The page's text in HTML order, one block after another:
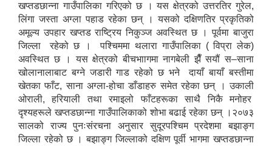
खप्तडछान्ना गाउँपालिका गरिएको छ । यस क्षेत्रको उत्तरतिर गुरेल,
लिंगा जस्ता अग्ला पहाड रहेका छन् । यसको दक्षिणतिर प्रकृतिको
अमूल्य उपहार खप्तड राष्ट्रिय निकुञ्ज अवस्थित छ । पूर्वमा बाजुरा
जिल्ला रहेको छ । पश्चिममा थलारा गाउँपालिका ( विप्रा लेक)
अवस्थित छ । यस क्षेत्रको बीचभाागमा नागबेली झैँ सयौं स–साना
खोलानालाबाट बग्ने जडारी गाड रहेको छ भने दायाँ बायाँ बस्तीमा
खेतका फाँट, साना अग्ला-होचा डाँडाहरु समेत रहेका छन् । उकाली
ओराली, हरियाली तथा रमाइलो फाँटहरूका साथै निकै मनोहर
दृश्यहरूले खप्तडछान्ना गाउँपालिकाको शोभा बढाई रहेका छन् ।२०७३
सालको राज्य पुनःसंरचना अनुसार सुदूरपश्चिम प्रदेशमा बझाङ्ग
जिल्ला रहेको छ । बझाङ्ग जिल्लाको दक्षिण पूर्वी भागमा खप्तडछान्ना